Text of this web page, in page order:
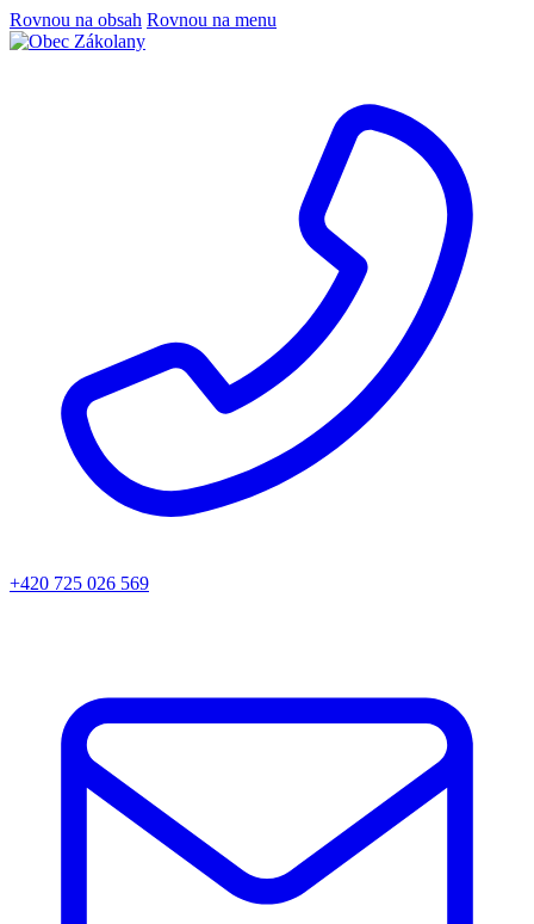
Rovnou na obsah Rovnou na menu
+420 725 026 569